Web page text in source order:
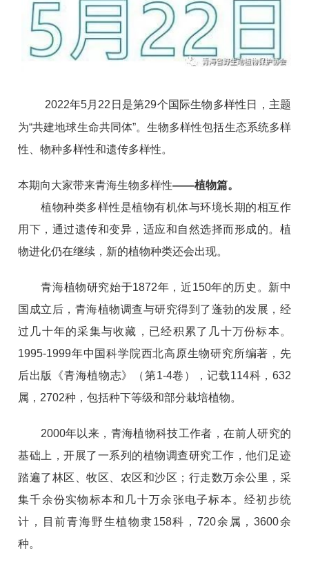
2022年5月22日是第29个国际生物多样性日，主题
为“共建地球生命共同体”。生物多样性包括生态系统多样
性、物种多样性和遗传多样性。
本期向大家带来青海生物多样性——植物篇。
植物种类多样性是植物有机体与环境长期的相互作
用下，通过遗传和变异，适应和自然选择而形成的。植
物进化仍在继续，新的植物种类还会出现。
青海植物研究始于1872年，近150年的历史。 新中
国成立后，青海植物调查与研究得到了蓬勃的发展，经
过几十年的采集与收藏，已经积累了几十万份标本。
1995-1999年中国科学院西北高原生物研究所编著，先
后出版《青海植物志》（第1-4卷），记载114科，632
属，2702种，包括种下等级和部分栽培植物。
2000年以来，青海植物科技工作者，在前人研究的
基础上，开展了一系列的植物调查研究工作，他们足迹
踏遍了林区、牧区、农区和沙区； 行走数万余公里，采
集千余份实物标本和几十万余张电子标本。经初步统
计，目前青海野生植物隶158科，720余属，3600余
种。